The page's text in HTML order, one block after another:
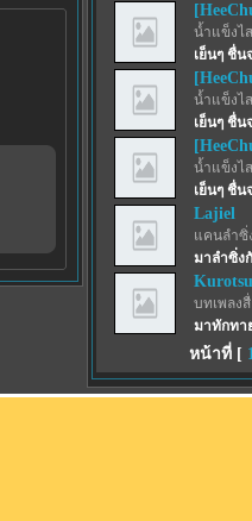
น้ำแข็งไ
เย็นๆ ชื่น
น้ำแข็งไ
เย็นๆ ชื่น
น้ำแข็งไ
เย็นๆ ชื่น
Lajiel
แคนลำซิ่
มาลำซิ่ง
บทเพลง
มาทักทา
หน้าที่ [